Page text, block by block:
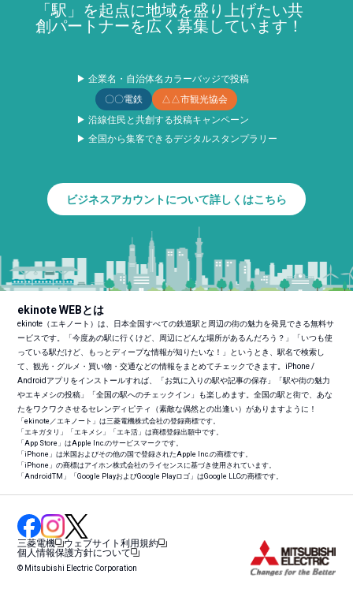
「駅」を起点に地域を盛り上げたい共
創パートナーを広く募集しています！
▶ 企業名・自治体名カラーバッジで投稿
〇〇電鉄
△△市観光協会
▶ 沿線住民と共創する投稿キャンペーン
▶ 全国から集客できるデジタルスタンプラリー
ビジネスアカウントについて詳しくはこちら
ekinote WEBとは
ekinote（エキノート）は、日本全国すべての鉄道駅と周辺の街の魅力を発見できる無料サ
ービスです。「今度あの駅に行くけど、周辺にどんな場所があるんだろう？」「いつも使
っている駅だけど、もっとディープな情報が知りたいな！」というとき、駅名で検索し
て、観光・グルメ・買い物・交通などの情報をまとめてチェックできます。iPhone /
Androidアプリをインストールすれば、「お気に入りの駅や記事の保存」「駅や街の魅力
やエキメシの投稿」「全国の駅へのチェックイン」も楽しめます。全国の駅と街で、あな
たをワクワクさせるセレンディピティ（素敵な偶然との出逢い）がありますように！
「ekinote／エキノート」は三菱電機株式会社の登録商標です。
「エキガタリ」「エキメシ」「エキ活」は商標登録出願中です。
「App Store」はApple Inc.のサービスマークです。
「iPhone」は米国およびその他の国で登録されたApple Inc.の商標です。
「iPhone」の商標はアイホン株式会社のライセンスに基づき使用されています。
「AndroidTM 」「Google PlayおよびGoogle Playロゴ」はGoogle LLCの商標です。
三菱電機
ウェブサイト利用規約
個人情報保護方針について
© Mitsubishi Electric Corporation